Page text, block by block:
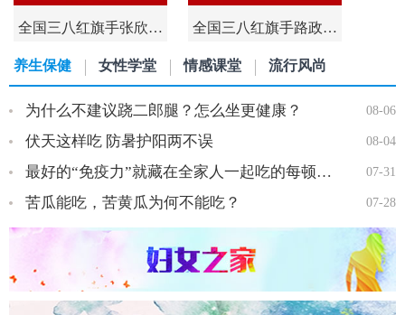
全国三八红旗手张欣… 全国三八红旗手路政…
全国三八红旗手王会知…
养生保健 女性学堂 情感课堂 流行风尚
08-06
为什么不建议跷二郎腿？怎么坐更健康？
08-04
伏天这样吃 防暑护阳两不误
07-31
最好的“免疫力”就藏在全家人一起吃的每顿饭里…
07-28
苦瓜能吃，苦黄瓜为何不能吃？